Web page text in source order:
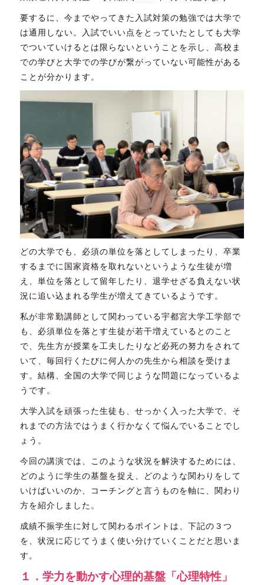
要するに、今までやってきた入試対策の勉強では大学で
は通用しない。入試でいい点をとっていたとしても大学
でついていけるとは限らないということを示し、高校ま
での学びと大学での学びが繋がっていない可能性がある
ことが分かります。
どの大学でも、必須の単位を落としてしまったり、卒業
するまでに国家資格を取れないというような生徒が増
え、単位を落として留年したり、退学せざる負えない状
況に追い込まれる学生が増えてきているようです。
私が非常勤講師として関わっている宇都宮大学工学部で
も、必須単位を落とす生徒が若干増えているとのこと
で、先生方が授業を工夫したりなど必死の努力をされて
いて、毎回行くたびに何人かの先生から相談を受けま
す。結構、全国の大学で同じような問題になっているよ
うです。
大学入試を頑張った生徒も、せっかく入った大学で、そ
れまでの方法ではうまく行かなくて悩んでいることでし
ょう。
今回の講演では、このような状況を解決するためには、
どのように学生の基盤を捉え、どのような関わりをして
いけばいいのか、コーチングと言うものを軸に、関わり
方を紹介しました。
成績不振学生に対して関わるポイントは、下記の３つ
を、状況に応じてうまく使い分けていくことだと思いま
す。
１．学力を動かす心理的基盤「心理特性」